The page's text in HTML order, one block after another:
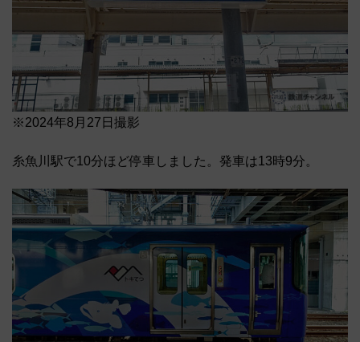
※2024年8月27日撮影
糸魚川駅で10分ほど停車しました。発車は13時9分。